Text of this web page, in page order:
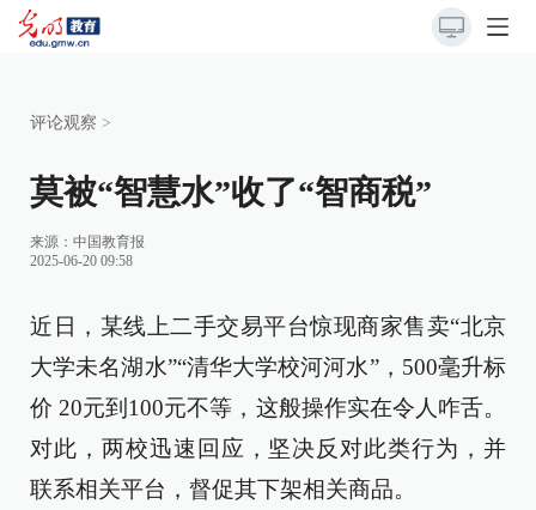
评论观察 >
莫被“智慧水”收了“智商税”
来源： 中国教育报
2025-06-20 09:58
近日，某线上二手交易平台惊现商家售卖“北京
大学未名湖水”“清华大学校河河水”，500毫升标
价 20元到100元不等，这般操作实在令人咋舌。
对此，两校迅速回应，坚决反对此类行为，并
联系相关平台，督促其下架相关商品。